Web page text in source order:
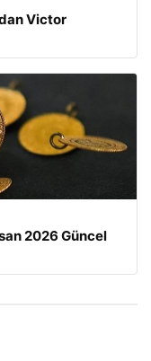
Victor
2026 Güncel